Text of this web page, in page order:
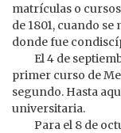
matrículas o
de 1801, cuando
donde fue
El 4 de
primer curso de
segundo. Hasta
universitaria.
Para el 8 de